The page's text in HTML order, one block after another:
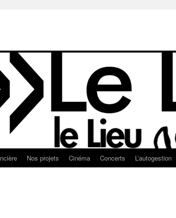
Nos projets Cinéma Concerts L’autogestion